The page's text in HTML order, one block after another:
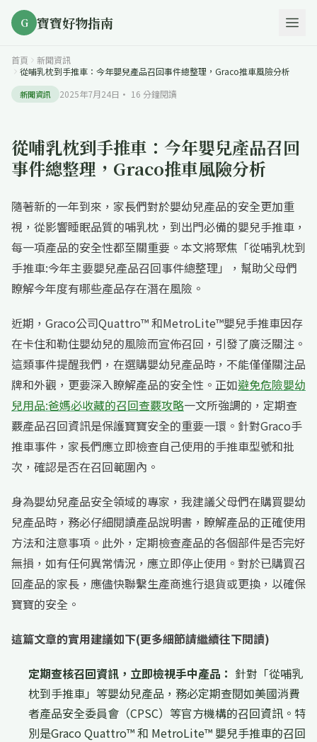
G 寶寶好物指南
首頁
新聞資訊
從哺乳枕到手推車：今年嬰兒產品召回事件總整理，Graco推車風險分析
新聞資訊 2025年7月24日 · 16 分鐘閱讀
從哺乳枕到手推車：今年嬰兒產品召回
事件總整理，Graco推車風險分析
隨著新的一年到來，家長們對於嬰幼兒產品的安全更加重
視，從影響睡眠品質的哺乳枕，到出門必備的嬰兒手推車，
每一項產品的安全性都至關重要。本文將聚焦「從哺乳枕到
手推車:今年主要嬰兒產品召回事件總整理」，幫助父母們
瞭解今年度有哪些產品存在潛在風險。
近期，Graco公司Quattro™ 和MetroLite™嬰兒手推車因存
在卡住和勒住嬰幼兒的風險而宣佈召回，引發了廣泛關注。
這類事件提醒我們，在選購嬰幼兒產品時，不能僅僅關注品
牌和外觀，更要深入瞭解產品的安全性。正如避免危險嬰幼
兒用品:爸媽必收藏的召回查覈攻略一文所強調的，定期查
覈產品召回資訊是保護寶寶安全的重要一環。針對Graco手
推車事件，家長們應立即檢查自己使用的手推車型號和批
次，確認是否在召回範圍內。
身為嬰幼兒產品安全領域的專家，我建議父母們在購買嬰幼
兒產品時，務必仔細閱讀產品說明書，瞭解產品的正確使用
方法和注意事項。此外，定期檢查產品的各個部件是否完好
無損，如有任何異常情況，應立即停止使用。對於已購買召
回產品的家長，應儘快聯繫生產商進行退貨或更換，以確保
寶寶的安全。
這篇文章的實用建議如下(更多細節請繼續往下閱讀)
定期查核召回資訊，立即檢視手中產品： 針對「從哺乳
枕到手推車」等嬰幼兒產品，務必定期查閱如美國消費
者產品安全委員會（CPSC）等官方機構的召回資訊。特
別是Graco Quattro™ 和 MetroLite™ 嬰兒手推車的召回